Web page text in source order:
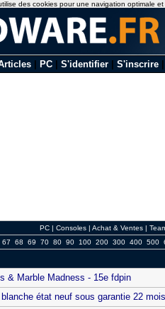
PC S'identifier S'inscrire
PC |Consoles |Achat & Ventes |
67 68 69 70 80 90 100 200 300 400 500
& Marble Madness - 15e fdpin
état neuf sous garantie 22 mois
des cookies pour une navigation optimale